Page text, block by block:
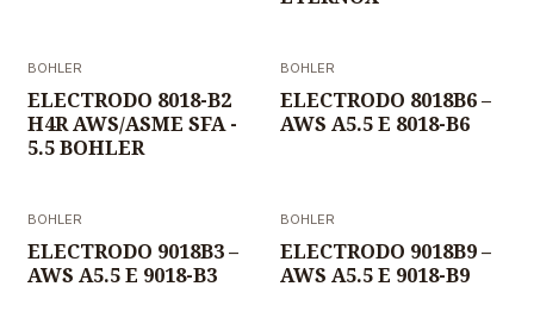
BOHLER
ELECTRODO 8018-B2
H4R AWS/ASME SFA -
5.5 BOHLER
BOHLER
ELECTRODO 8018B6 –
AWS A5.5 E 8018-B6
BOHLER
ELECTRODO 9018B3 –
AWS A5.5 E 9018-B3
BOHLER
ELECTRODO 9018B9 –
AWS A5.5 E 9018-B9